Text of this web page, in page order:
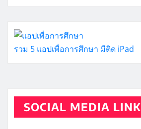
รวม 5 แอปเพื่อการศึกษา มีติด iPad
SOCIAL MEDIA LINK